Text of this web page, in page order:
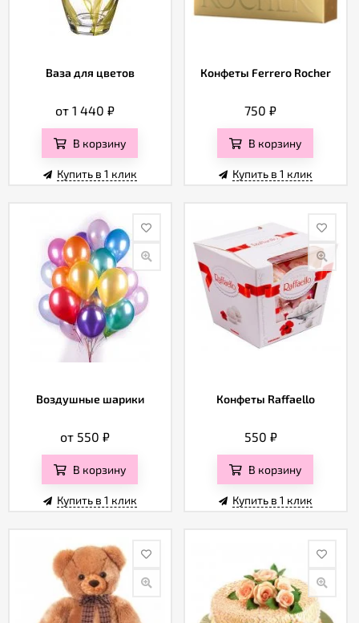
Ваза для цветов
от 1 440₽
В корзину
Купить в 1 клик
Конфеты Ferrero Rocher
750₽
В корзину
Купить в 1 клик
Воздушные шарики
от 550₽
В корзину
Купить в 1 клик
Конфеты Raffaello
550 ₽
В корзину
Купить в 1 клик